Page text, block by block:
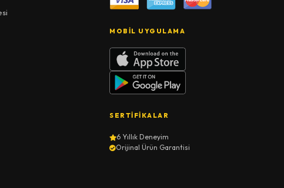
MOBIL UYGULAMA
SERTIFIKALAR
6 Yıllık Deneyim
Orijinal Ürün Garantisi